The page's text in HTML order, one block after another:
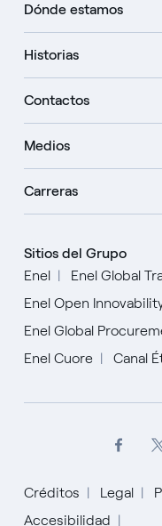
Dónde estamos
Historias
Contactos
Medios
Carreras
Sitios del Grupo
Enel
Enel Global
Enel Open
Enel Global
Enel Cuore
Canal
Créditos Legal
Accesibilidad
English